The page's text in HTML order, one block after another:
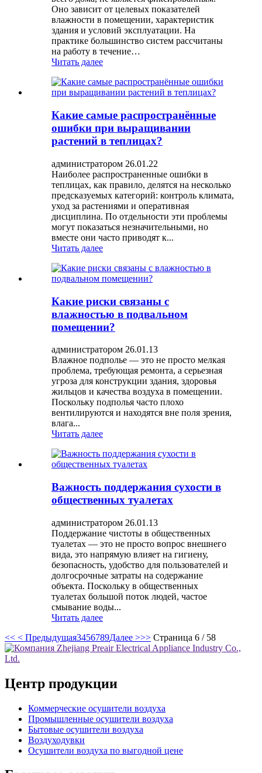
Оно зависит от целевых показателей
влажности в помещении, характеристик
здания и условий эксплуатации. На
практике большинство систем рассчитаны
на работу в течение…
Читать далее
Какие самые распространённые
ошибки при выращивании
растений в теплицах?
администратором 26.01.22
Наиболее распространенные ошибки в
теплицах, как правило, делятся на несколько
предсказуемых категорий: контроль климата,
уход за растениями и оперативная
дисциплина. По отдельности эти проблемы
могут показаться незначительными, но
вместе они часто приводят к...
Читать далее
Какие риски связаны с
влажностью в подвальном
помещении?
администратором 26.01.13
Влажное подполье — это не просто мелкая
проблема, требующая ремонта, а серьезная
угроза для конструкции здания, здоровья
жильцов и качества воздуха в помещении.
Поскольку подполья часто плохо
вентилируются и находятся вне поля зрения,
влага...
Читать далее
Важность поддержания сухости в
общественных туалетах
администратором 26.01.13
Поддержание чистоты в общественных
туалетах — это не просто вопрос внешнего
вида, это напрямую влияет на гигиену,
безопасность, удобство для пользователей и
долгосрочные затраты на содержание
объекта. Поскольку в общественных
туалетах большой поток людей, частое
смывание воды...
Читать далее
<< < Предыдущая3456789Далее >>> Страница 6 / 58
Центр продукции
Коммерческие осушители воздуха
Промышленные осушители воздуха
Бытовые осушители воздуха
Воздуходувки
Осушители воздуха по выгодной цене